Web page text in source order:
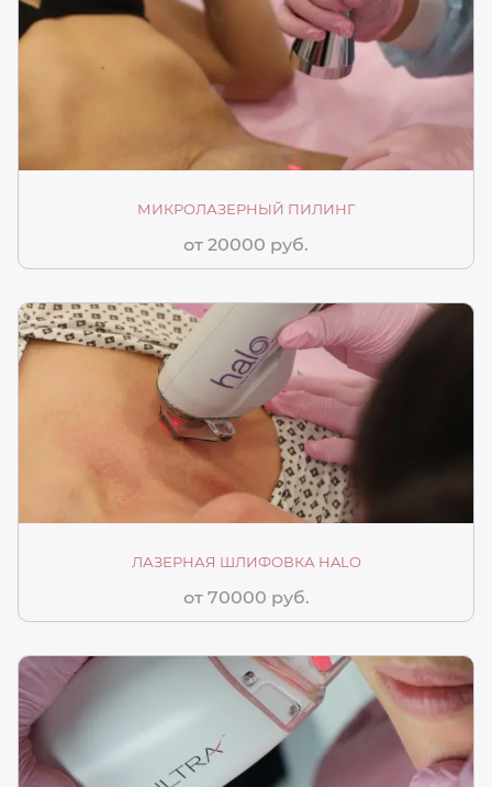
МИКРОЛАЗЕРНЫЙ ПИЛИНГ
от 20000 руб.
ЛАЗЕРНАЯ ШЛИФОВКА HALO
от 70000 руб.